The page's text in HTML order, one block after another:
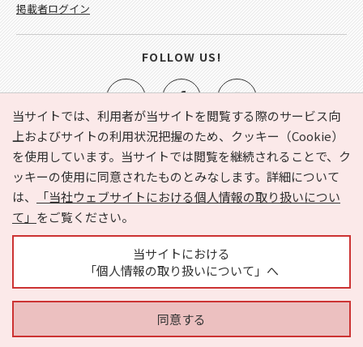
当サイトでは、利用者が当サイトを閲覧する際のサービス向
上およびサイトの利用状況把握のため、クッキー（Cookie）
を使用しています。当サイトでは閲覧を継続されることで、ク
ッキーの使用に同意されたものとみなします。詳細について
は、
「当社ウェブサイトにおける個人情報の取り扱いについ
て」 をご覧ください。
当サイトにおける
「個人情報の取り扱いについて」へ
同意する
e-NAVITA（イーナビタ）とは？ お気に入り
ヘルプ
利用規約
個人情報の取り扱いについて
運営会社
サイトマップ
広告掲載に関するお問い合わせ
掲載者ログイン
FOLLOW US!
Copyright © HYOJITO.Co.,Ltd. All Rights Reserved.